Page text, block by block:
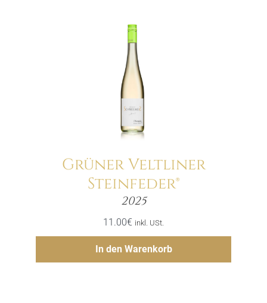
Grüner Veltliner
Steinfeder®
2025
11.00€ inkl. USt.
In den Warenkorb
Menge
Hinzufügen